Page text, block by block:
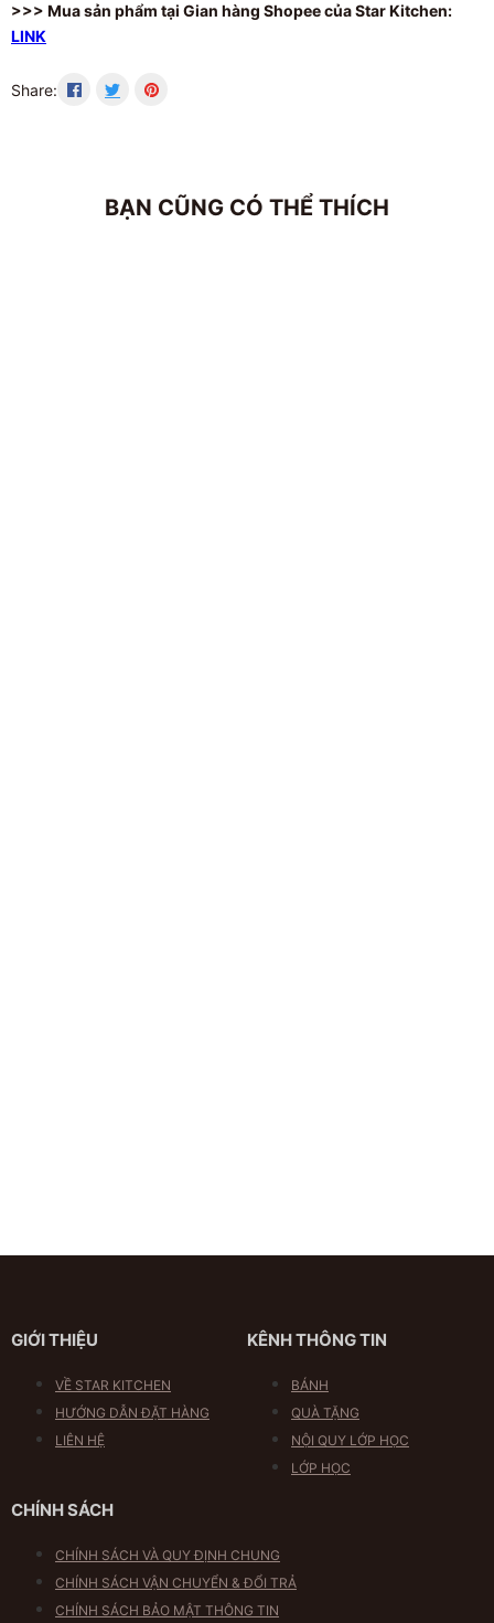
>>> Mua sản phẩm tại Gian hàng Shopee của Star Kitchen:
LINK
Share:
BẠN CŨNG CÓ THỂ THÍCH
GIỚI THIỆU
VỀ STAR KITCHEN
HƯỚNG DẪN ĐẶT HÀNG
LIÊN HỆ
KÊNH THÔNG TIN
BÁNH
QUÀ TẶNG
NỘI QUY LỚP HỌC
LỚP HỌC
CHÍNH SÁCH
CHÍNH SÁCH VÀ QUY ĐỊNH CHUNG
CHÍNH SÁCH VẬN CHUYỂN & ĐỔI TRẢ
CHÍNH SÁCH BẢO MẬT THÔNG TIN